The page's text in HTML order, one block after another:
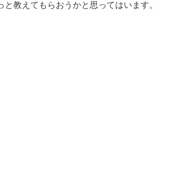
と教えてもらおうかと思ってはいます。